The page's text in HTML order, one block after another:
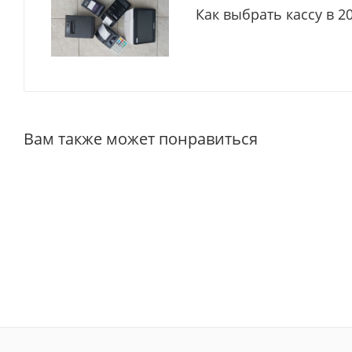
Как выбрать кассу в
Вам также может понравиться